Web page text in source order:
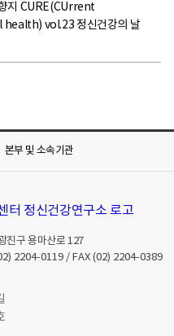
지 CURE(CUrrent
vol.23 정신건강의 날
본부 및 소속기관
진구 용마산로 127
2204-0119/ FAX (02) 2204-0389